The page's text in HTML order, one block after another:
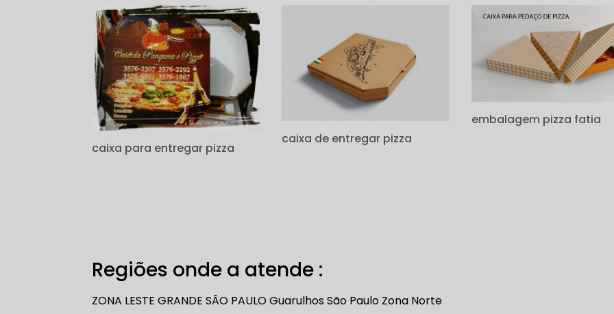
caixa para entregar pizza
caixa de entregar pizza
embalagem pizza fatia
Regiões onde a atende :
ZONA LESTE GRANDE SÃO PAULOGuarulhos São Paulo Zona Norte